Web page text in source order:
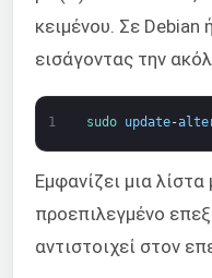
κειμένου. Σε Debian
εισάγοντας την
1 sudo update-
Εμφανίζει μια
προεπιλεγμένο
αντιστοιχεί στον